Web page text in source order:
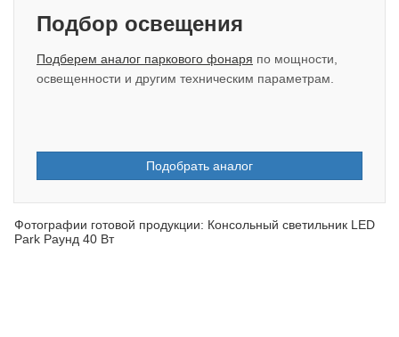
Подбор освещения
Подберем аналог паркового фонаря по мощности,
освещенности и другим техническим параметрам.
Подобрать аналог
Фотографии готовой продукции: Консольный светильник LED
Park Раунд 40 Вт